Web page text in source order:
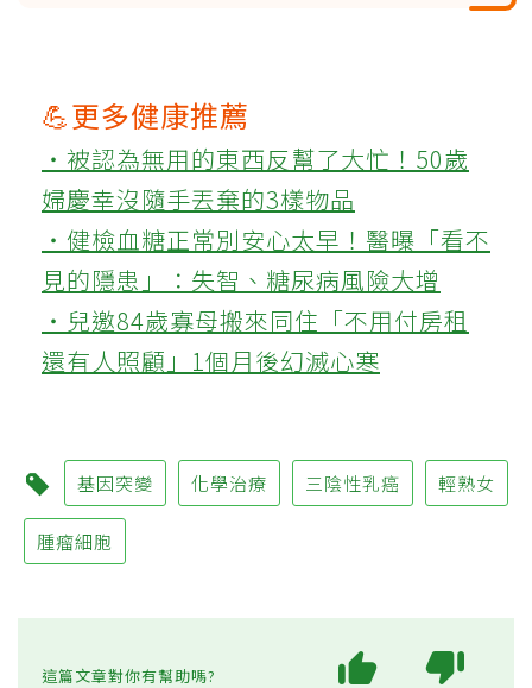
💪更多健康推薦
‧被認為無用的東西反幫了大忙！50歲
婦慶幸沒隨手丟棄的3樣物品
‧健檢血糖正常別安心太早！醫曝「看不
見的隱患」：失智、糖尿病風險大增
‧兒邀84歲寡母搬來同住「不用付房租
還有人照顧」1個月後幻滅心寒
基因突變 化學治療 三陰性乳癌 輕熟女
腫瘤細胞
這篇文章對你有幫助嗎?